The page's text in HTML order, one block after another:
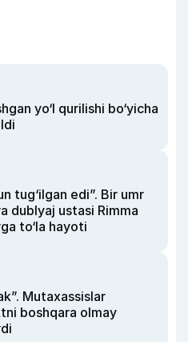
yo‘l qurilishi bo‘yicha
tug‘ilgan edi”. Bir umr
dublyaj ustasi Rimma
to‘la hayoti
Mutaxassislar
boshqara olmay